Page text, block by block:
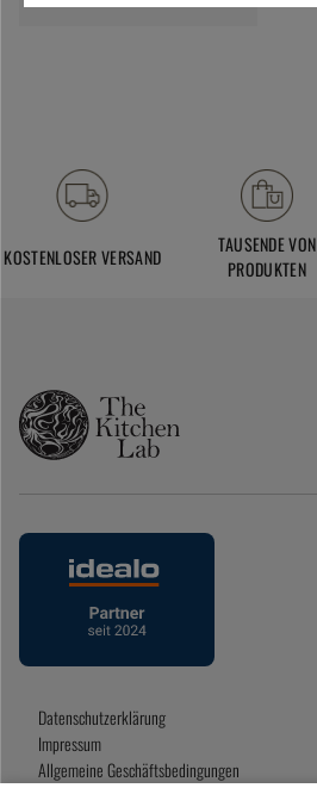
KOSTENLOSER VERSAND
TAUSENDE VON
PRODUKTEN
Datenschutzerklärung
Impressum
Allgemeine Geschäftsbedingungen